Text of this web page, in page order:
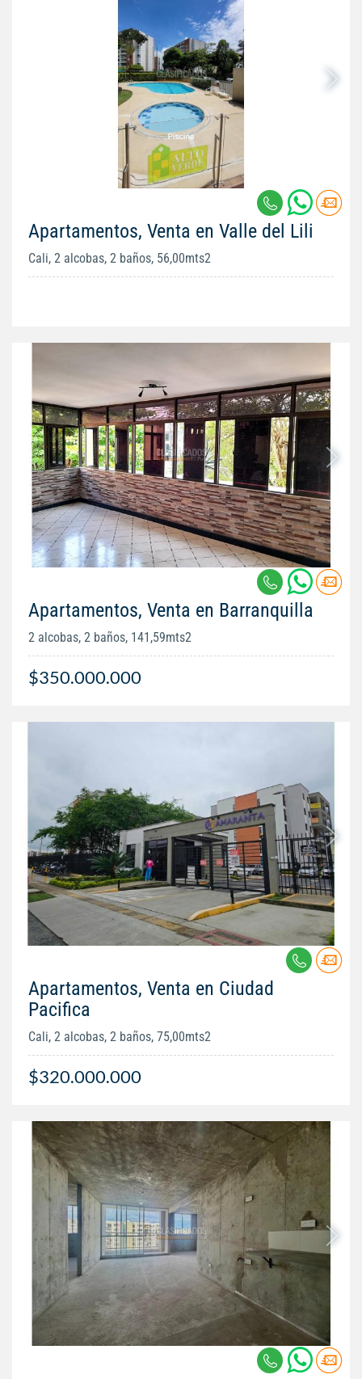
Apartamentos, Venta en Valle del Lili
Cali, 2 alcobas, 2 baños, 56,00mts2
Apartamentos, Venta en Barranquilla
2 alcobas, 2 baños, 141,59mts2
$350.000.000
Apartamentos, Venta en Ciudad
Pacifica
Cali, 2 alcobas, 2 baños, 75,00mts2
$320.000.000